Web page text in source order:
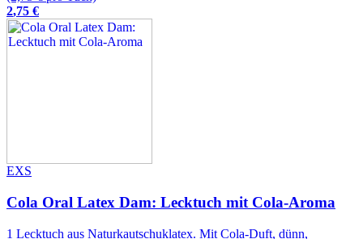
2,75 €
EXS
Cola Oral Latex Dam: Lecktuch mit Cola-Aroma
1 Lecktuch aus Naturkautschuklatex. Mit Cola-Duft, dünn,